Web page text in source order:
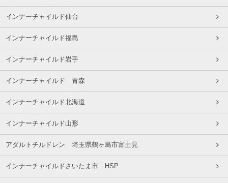
インナーチャイルド仙台
インナーチャイルド福島
インナーチャイルド岩手
インナーチャイルド 青森
インナーチャイルド北海道
インナーチャイルド山形
アダルトチルドレン 埼玉県鶴ヶ島市富士見
インナーチャイルドさいたま市 HSP